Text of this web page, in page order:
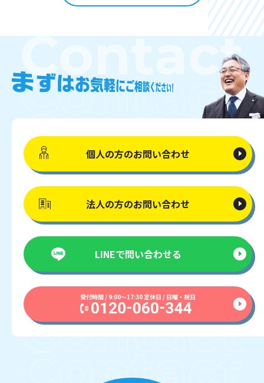
個人の方のお問い合わせ
法人の方のお問い合わせ
LINEで問い合わせる
受付時間 / 9:00〜17:30 定休日 / 日曜・祝日